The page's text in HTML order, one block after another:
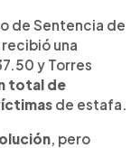
de Sentencia de
una
y Torres
total de
de estafa.
, pero